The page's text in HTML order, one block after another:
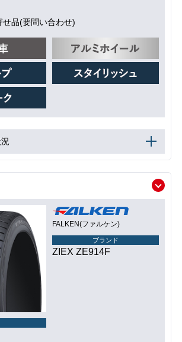
せ品(要問い合わせ)
FALKEN(ファルケン)
ブランド
ZIEX ZE914F